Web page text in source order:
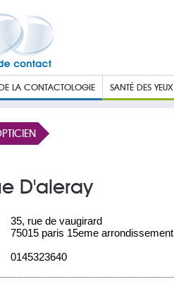
DE LA CONTACTOLOGIE SANTÉ DES YEUX
D'aleray
35, rue de vaugirard
75015 paris 15eme arrondissement
0145323640